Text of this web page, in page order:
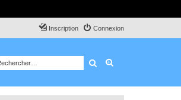
Connexion
Inscription
Rechercher